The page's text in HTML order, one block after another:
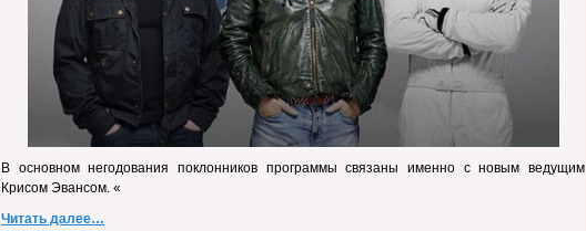
В основном негодования поклонников программы связаны именно с новым ведущим
Крисом Эвансом. «
Читать далее…